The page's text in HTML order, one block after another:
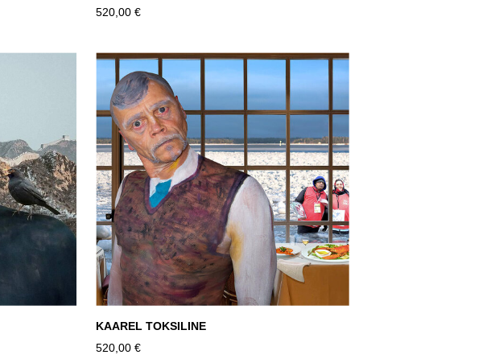
520,00 €
KAAREL TOKSILINE
520,00 €